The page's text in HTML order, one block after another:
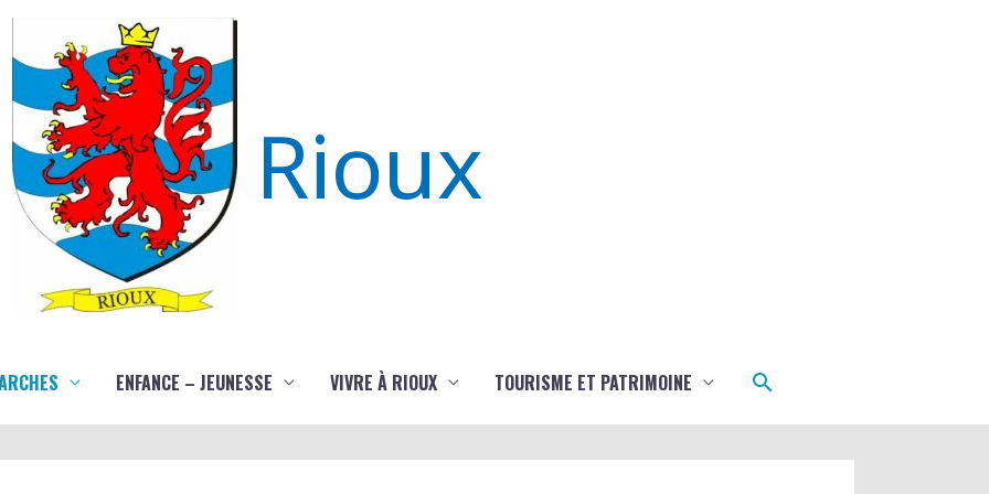
Rioux
ENFANCE – JEUNESSE VIVRE À RIOUX TOURISME ET PATRIMOINE Rechercher